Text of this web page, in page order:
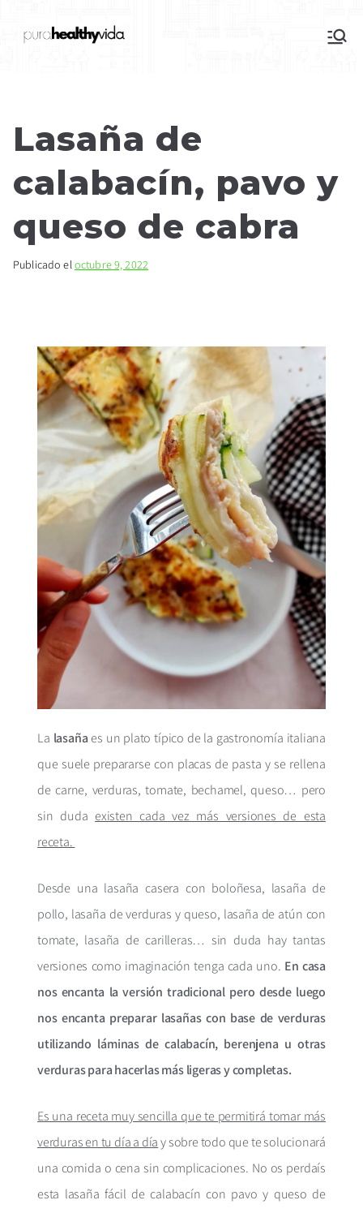
Lasaña de
calabacín, pavo y
queso de cabra
Publicado el octubre 9, 2022
La lasañaes un plato típico de la gastronomía italiana
que suele prepararse con placas de pasta y se rellena
de carne, verduras, tomate, bechamel, queso… pero
sin dudaexisten cada vez más versiones de esta
receta.
Desde una lasaña casera con boloñesa, lasaña de
pollo, lasaña de verduras y queso, lasaña de atún con
tomate, lasaña de carilleras… sin duda hay tantas
versiones como imaginación tenga cada uno. En casa
nos encanta la versión tradicional pero desde luego
nos encanta preparar lasañas con base de verduras
utilizando láminas de calabacín, berenjena u otras
verduras para hacerlas más ligeras y completas.
Es una receta muy sencilla que te permitirá tomar más
verduras en tu día a díay sobre todo que te solucionará
una comida o cena sin complicaciones. No os perdaís
esta lasaña fácil de calabacín con pavo y queso de